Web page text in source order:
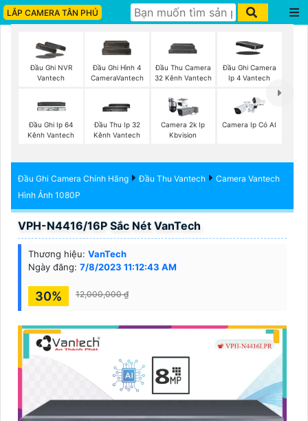
LẮP CAMERA TÂN PHÚ
Đầu Ghi NVR
Vantech
Đầu Ghi Hình 4
CameraVantech
Đầu Thu Camera
32 Kênh Vantech
Đầu Ghi Camera
Ip 4 Vantech
Đầu Ghi Ip 64
Kênh Vantech
Đầu Thu Ip 32
Kênh Vantech
Camera 2k Ip
Kbvision
Camera Ip Có AI
Đầu Ghi Camera Chính Hãng Đầu Thu Vantech
Camera Vantech
Hình Ảnh 1080P
VPH-N4416/16P Sắc Nét VanTech
Thương hiệu: VanTech
Ngày đăng: 7/8/2023 11:12:43 AM
30% 12,000,000 ₫